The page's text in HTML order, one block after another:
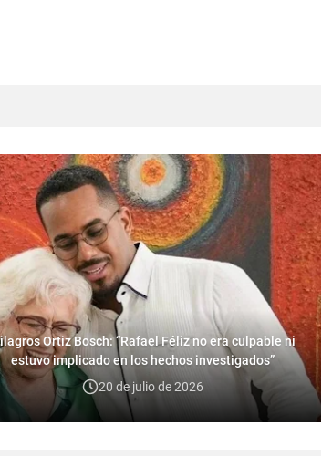
Ortiz Bosch: “Rafael Féliz no era culpable ni
estuvo implicado en los hechos investigados”
20 de julio de 2026